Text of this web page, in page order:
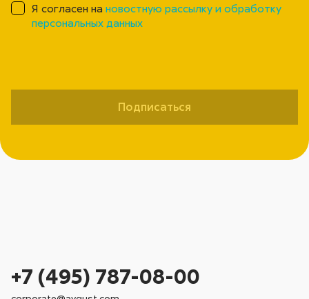
Я согласен нановостную рассылку и обработку
персональных данных
Подписаться
+7 (495) 787-08-00